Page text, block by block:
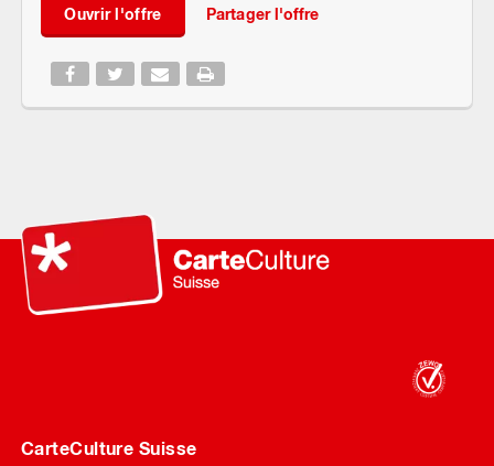
Ouvrir l'offre Partager l'offre
CarteCulture Suisse